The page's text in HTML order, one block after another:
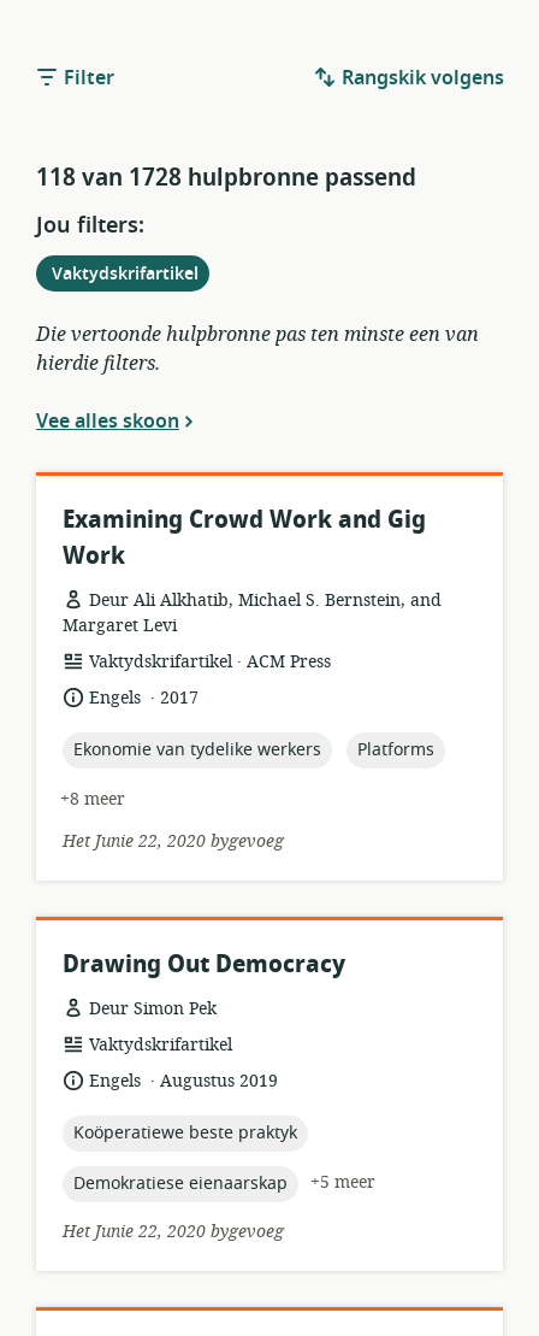
Filter Rangskik volgens
118 van 1728 hulpbronne passend
Jou filters:
Verwyder
Vaktydskrifartikel uit
huidige
filters
Die vertoonde hulpbronne pas ten minste een van
hierdie filters.
Vee alles skoon
Examining Crowd Work and Gig
Work
Deur Ali Alkhatib, Michael S. Bernstein, and
Margaret Levi
hulpbronformaat:
Vaktydskrifartikel .
uitgewer:
ACM Press
taal:Engels .
datum
2017
topic:
Ekonomie van tydelike werkers topic:
Platforms
+8 meer
Het Junie 22, 2020 bygevoeg
Drawing Out Democracy
Deur Simon Pek
hulpbronformaat:
Vaktydskrifartikel
taal:Engels .
datumAugustus 2019
topic:
Koöperatiewe beste praktyk
topic:
Demokratiese eienaarskap
+5 meer
Het Junie 22, 2020 bygevoeg